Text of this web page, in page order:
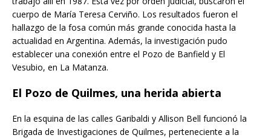
cuerpo de María Teresa Cerviño. Los resultados fueron el
hallazgo de la fosa común más grande conocida hasta la
actualidad en Argentina. Además, la investigación pudo
establecer una conexión entre el Pozo de Banfield y El
Vesubio, en La Matanza.
El Pozo de Quilmes, una herida abierta
En la esquina de las calles Garibaldi y Allison Bell funcionó la
Brigada de Investigaciones de Quilmes, perteneciente a la